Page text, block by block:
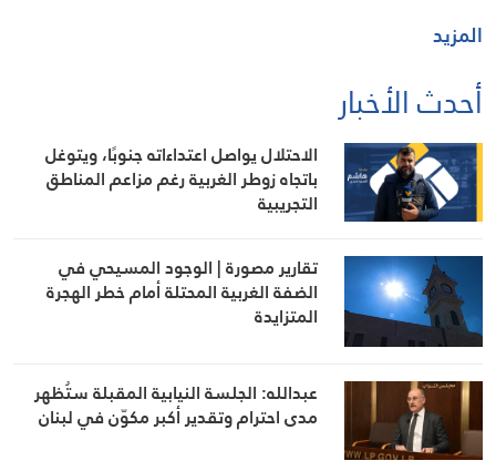
المزيد
أحدث الأخبار
الاحتلال يواصل اعتداءاته جنوبًا، ويتوغل
باتجاه زوطر الغربية رغم مزاعم المناطق
التجريبية
تقارير مصورة | الوجود المسيحي في
الضفة الغربية المحتلة أمام خطر الهجرة
المتزايدة
عبدالله: الجلسة النيابية المقبلة ستُظهر
مدى احترام وتقدير أكبر مكوّن في لبنان